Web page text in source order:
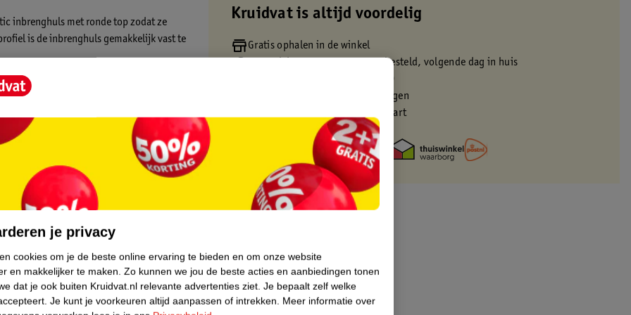
inbrenghuls met ronde top zodat ze
is de inbrenghuls gemakkelijk vast te
technologie waardoor de tampon
handtasbestendige verpakking die je
zijn getest door gynaecologen.
Tex.
lichaamsvorm aan
en ronde top voor gemakkelijk
Kruidvat is altijd voordelig
Gratis ophalen in de winkel
Op werkdagen voor 22:00 uur besteld, volgende dag in huis
Gratis thuisbezorgd vanaf 50.00
Gratis retourneren binnen 30 dagen
Gratis punten met je Kruidvat kaart
je privacy
cookies om je de beste online ervaring te bieden en om onze website
en makkelijker te maken. Zo kunnen we jou de beste acties en aanbiedingen tonen
dat je ook buiten Kruidvat.nl relevante advertenties ziet. Je bepaalt zelf welke
Je kunt je voorkeuren altijd aanpassen of intrekken. Meer informatie over